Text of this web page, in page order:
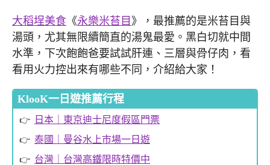
大稻埕美食 《永樂米苔目 》，最推薦的是米苔目與
湯頭，尤其無限續簡直的湯鬼最愛。黑白切就中間
水準，下次飽飽爸要試試肝連、三層與骨仔肉，看
看用火力控出來有哪些不同，介紹給大家！
KlooK一日遊推薦行程
日本｜東京迪士尼度假區門票
泰國｜曼谷水上市場一日遊
台灣｜台灣高鐵限時特價中